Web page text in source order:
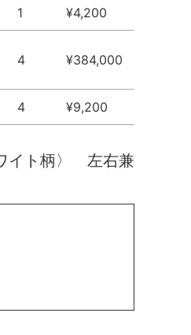
1 ¥4,200
4 ¥384,000
4 ¥9,200
イト柄〉 左右兼